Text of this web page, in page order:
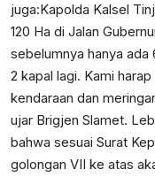
juga:Kapolda Kalsel
120 Ha di Jalan
sebelumnya hanya
2 kapal lagi. Kami
kendaraan dan
ujar Brigjen Slamet.
bahwa sesuai Surat
golongan VII ke atas